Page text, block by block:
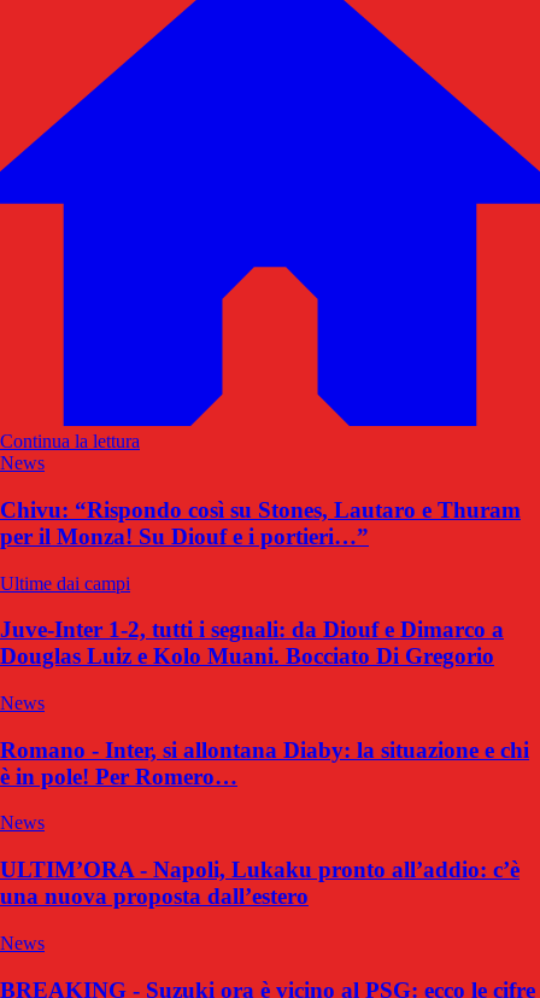
Continua la lettura
News
Chivu: “Rispondo così su Stones, Lautaro e Thuram
per il Monza! Su Diouf e i portieri…”
Ultime dai campi
Juve-Inter 1-2, tutti i segnali: da Diouf e Dimarco a
Douglas Luiz e Kolo Muani. Bocciato Di Gregorio
News
Romano - Inter, si allontana Diaby: la situazione e chi
è in pole! Per Romero…
News
ULTIM’ORA - Napoli, Lukaku pronto all’addio: c’è
una nuova proposta dall’estero
News
BREAKING - Suzuki ora è vicino al PSG: ecco le cifre